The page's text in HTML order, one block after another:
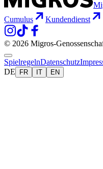
Cumulus
Kundendienst
© 2026 Migros-
SpielregelnDatenschutz
DE
FR IT EN